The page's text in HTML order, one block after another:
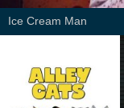
Ice Cream Man